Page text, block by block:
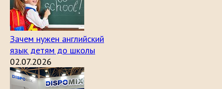
Зачем нужен английский
язык детям до школы
02.07.2026